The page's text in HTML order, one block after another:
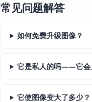
常见问题解答
如何免费升级图像？
它是私人的吗——它会
它使图像变大了多少？